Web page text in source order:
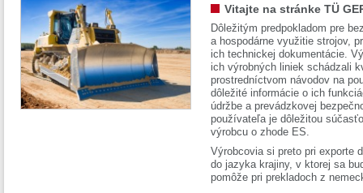
Vitajte na stránke TÜ
Dôležitým predpokladom pre
a hospodárne využitie strojov,
ich technickej dokumentácie.
ich výrobných liniek schádzali
prostredníctvom návodov na
dôležité informácie o ich
údržbe a prevádzkovej
používateľa je dôležitou
výrobcu o zhode ES.
Výrobcovia si preto pri exporte
do jazyka krajiny, v ktorej sa
pomôže pri prekladoch z